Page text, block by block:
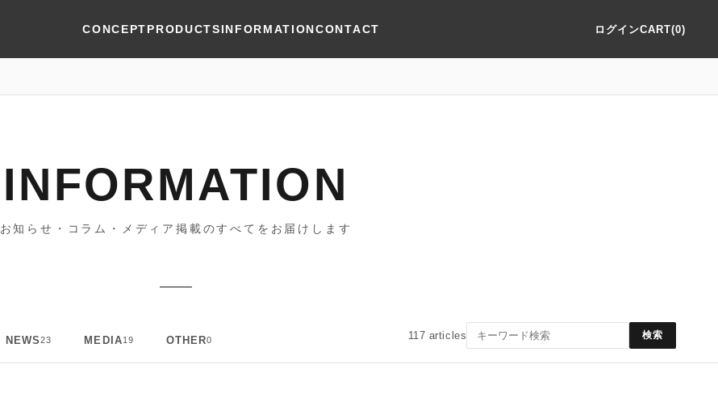
CONCEPTPRODUCTSINFORMATIONCONTACT ログインCART(0)
INFORMATION
お知らせ・コラム・メディア掲載のすべてをお届けします
NEWS23 MEDIA19 OTHER0 117 articles 検索